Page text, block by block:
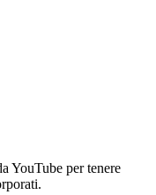
YouTube per tenere